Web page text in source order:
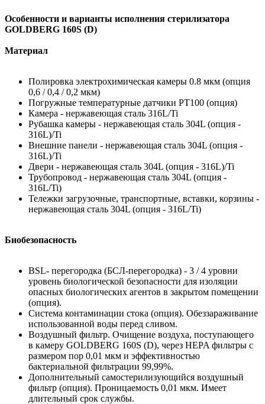
Особенности и варианты исполнения стерилизатора
GOLDBERG 160S (D)
Материал
Полировка электрохимическая камеры 0.8 мкм (опция
0,6 / 0,4 / 0,2 мкм)
Погружные температурные датчики PT100 (опция)
Камера - нержавеющая сталь 316L/Ti
Рубашка камеры - нержавеющая сталь 304L (опция -
316L)/Ti
Внешние панели - нержавеющая сталь 304L (опция -
316L)/Ti
Двери - нержавеющая сталь 304L (опция - 316L)/Ti
Трубопровод - нержавеющая сталь 304L (опция -
316L/Ti)
Тележки загрузочные, транспортные, вставки, корзины -
нержавеющая сталь 304L (опция - 316L/Ti)
Биобезопасность
BSL- перегородка (БСЛ-перегородка) - 3 / 4 уровни
уровень биологической безопасности для изоляции
опасных биологических агентов в закрытом помещении
(опция).
Система контаминации стока (опция). Обеззараживание
использованной воды перед сливом.
Воздушный фильтр. Очищение воздуха, поступающего
в камеру GOLDBERG 160S (D), через HEPA фильтры с
размером пор 0,01 мкм и эффективностью
бактериальной фильтрации 99,99%.
Дополнительный самостерилизующийся воздушный
фильтр (опция). Проницаемость 0,01 мкм. Имеет
длительный срок службы.